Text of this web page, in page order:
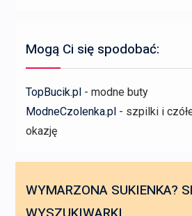
Mogą Ci się spodobać:
TopBucik.pl - modne buty
ModneCzolenka.pl - szpilki i
okazję
WYMARZONA SUKIENKA?